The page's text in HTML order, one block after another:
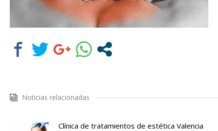
Noticias relacionadas
Clínica de tratamientos de estética Valencia